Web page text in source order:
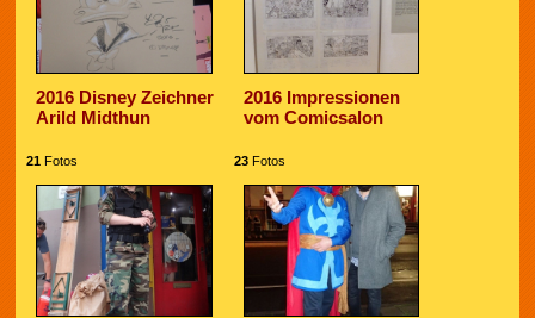
2016 Disney Zeichner
Arild Midthun
21Fotos
2016 Impressionen
vom Comicsalon
23Fotos